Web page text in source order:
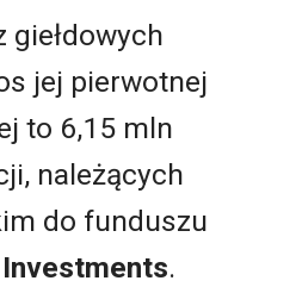
giełdowych
jej pierwotnej
to 6,15 mln
należących
do funduszu
.